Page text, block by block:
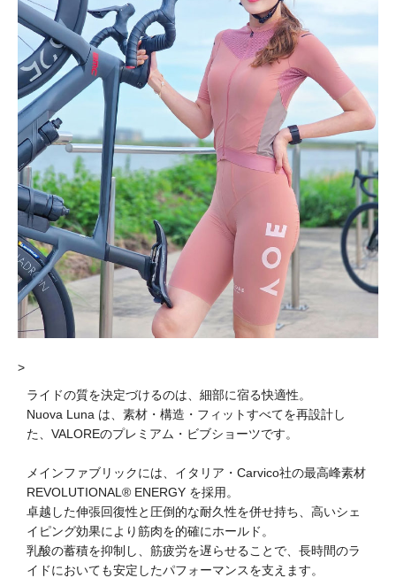
>
ライドの質を決定づけるのは、細部に宿る快適性。
Nuova Luna は、素材・構造・フィットすべてを再設計し
た、VALOREのプレミアム・ビブショーツです。
メインファブリックには、イタリア・Carvico社の最高峰素材
REVOLUTIONAL® ENERGY を採用。
卓越した伸張回復性と圧倒的な耐久性を併せ持ち、高いシェ
イピング効果により筋肉を的確にホールド。
乳酸の蓄積を抑制し、筋疲労を遅らせることで、長時間のラ
イドにおいても安定したパフォーマンスを支えます。